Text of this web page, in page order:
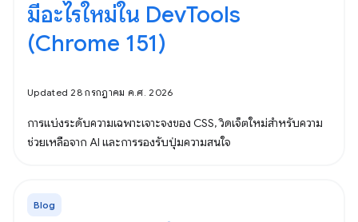
มีอะไรใหม่ใน DevTools
(Chrome 151)
Updated 28 กรกฎาคม ค.ศ. 2026
การแบ่งระดับความเฉพาะเจาะจงของ CSS, วิดเจ็ตใหม่สำหรับความ
ช่วยเหลือจาก AI และการรองรับปุ่มความสนใจ
Blog